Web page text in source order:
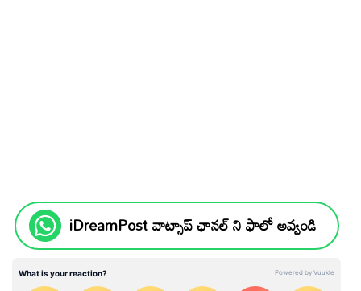
iDreamPost వాట్సాప్ ఛానల్ ని ఫాలో అవ్వండి